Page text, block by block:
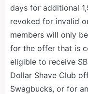
days for additional
revoked for invalid
members will only
for the offer that is
eligible to receive
Dollar Shave Club
Swagbucks, or for